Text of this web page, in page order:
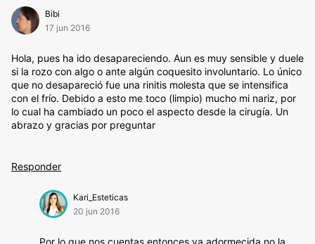
Bibi
17 jun 2016
Hola, pues ha ido desapareciendo. Aun es muy sensible y duele
si la rozo con algo o ante algún coquesito involuntario. Lo único
que no desapareció fue una rinitis molesta que se intensifica
con el frío. Debido a esto me toco (limpio) mucho mi nariz, por
lo cual ha cambiado un poco el aspecto desde la cirugía. Un
abrazo y gracias por preguntar
Responder
Kari_Esteticas
20 jun 2016
Por lo que nos cuentas entonces ya adormecida no la